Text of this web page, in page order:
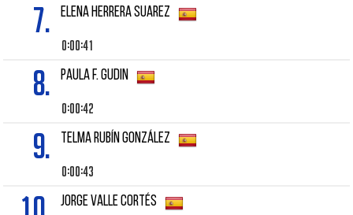
7. ELENA HERRERA SUAREZ
0:00:41
8. PAULA F. GUDIN
0:00:42
9. TELMA RUBÍN GONZÁLEZ
0:00:43
JORGE VALLE CORTÉS